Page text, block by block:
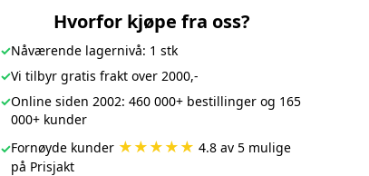
Hvorfor kjøpe fra oss?
✓Nåværende lagernivå: 1 stk
✓Vi tilbyr gratis frakt over 2000,-
✓Online siden 2002: 460 000+ bestillinger og 165
000+ kunder
✓Fornøyde kunder ★★★★★ 4.8 av 5 mulige
på Prisjakt